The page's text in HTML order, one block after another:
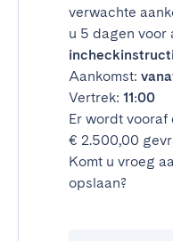
verwachte
u 5 dagen voor
Aankomst:
Vertrek: 11:00
Er wordt vooraf
€ 2.500,00
Komt u vroeg
opslaan?